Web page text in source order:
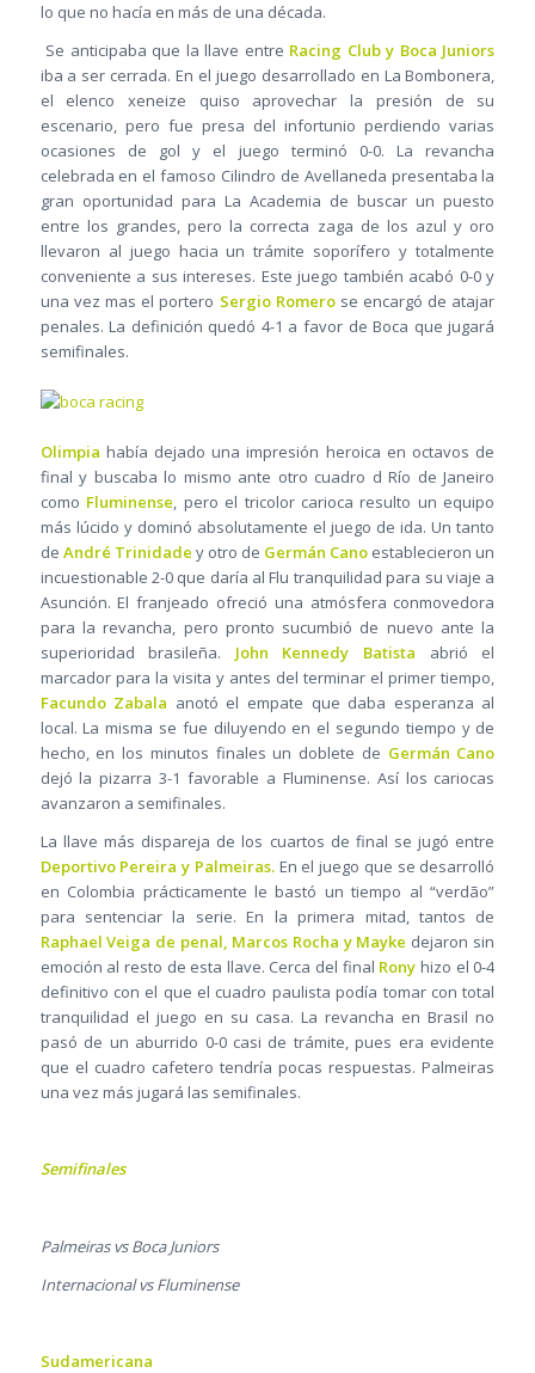
lo que no hacía en más de una década.
Se anticipaba que la llave entre Racing Club y Boca Juniors
iba a ser cerrada. En el juego desarrollado en La Bombonera,
el elenco xeneize quiso aprovechar la presión de su
escenario, pero fue presa del infortunio perdiendo varias
ocasiones de gol y el juego terminó 0-0. La revancha
celebrada en el famoso Cilindro de Avellaneda presentaba la
gran oportunidad para La Academia de buscar un puesto
entre los grandes, pero la correcta zaga de los azul y oro
llevaron al juego hacia un trámite soporífero y totalmente
conveniente a sus intereses. Este juego también acabó 0-0 y
una vez mas el portero Sergio Romerose encargó de atajar
penales. La definición quedó 4-1 a favor de Boca que jugará
semifinales.
Olimpia había dejado una impresión heroica en octavos de
final y buscaba lo mismo ante otro cuadro d Río de Janeiro
como Fluminense, pero el tricolor carioca resulto un equipo
más lúcido y dominó absolutamente el juego de ida. Un tanto
de André Trinidade y otro de Germán Cano establecieron un
incuestionable 2-0 que daría al Flu tranquilidad para su viaje a
Asunción. El franjeado ofreció una atmósfera conmovedora
para la revancha, pero pronto sucumbió de nuevo ante la
superioridad brasileña. John Kennedy Batista abrió el
marcador para la visita y antes del terminar el primer tiempo,
Facundo Zabala anotó el empate que daba esperanza al
local. La misma se fue diluyendo en el segundo tiempo y de
hecho, en los minutos finales un doblete de Germán Cano
dejó la pizarra 3-1 favorable a Fluminense. Así los cariocas
avanzaron a semifinales.
La llave más dispareja de los cuartos de final se jugó entre
Deportivo Pereira y Palmeiras.En el juego que se desarrolló
en Colombia prácticamente le bastó un tiempo al “verdão”
para sentenciar la serie. En la primera mitad, tantos de
Raphael Veiga de penal, Marcos Rocha y Mayke dejaron sin
emoción al resto de esta llave. Cerca del final Rony hizo el 0-4
definitivo con el que el cuadro paulista podía tomar con total
tranquilidad el juego en su casa. La revancha en Brasil no
pasó de un aburrido 0-0 casi de trámite, pues era evidente
que el cuadro cafetero tendría pocas respuestas. Palmeiras
una vez más jugará las semifinales.
Semifinales
Palmeiras vs Boca Juniors
Internacional vs Fluminense
Sudamericana